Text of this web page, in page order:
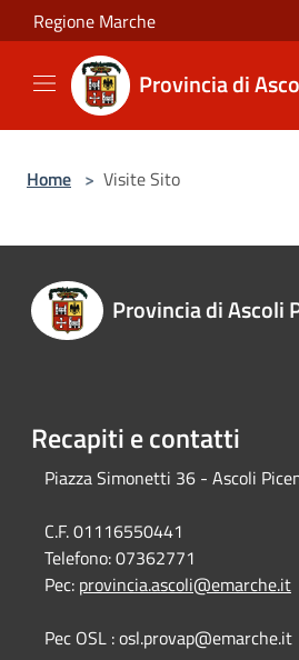
Salta al contenuto principale
Regione Marche
Provincia di
Home > Visite Sito
Provincia di Ascoli
Recapiti e contatti
Piazza Simonetti 36 - Ascoli
C.F. 01116550441
Telefono:07362771
Pec: provincia.ascoli@emarche.it
Pec OSL : osl.provap@emarche.it